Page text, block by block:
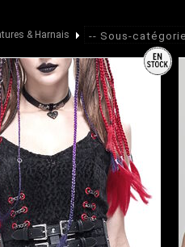
& Harnais